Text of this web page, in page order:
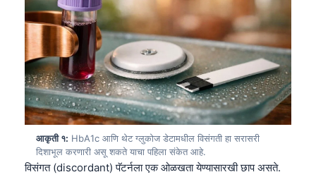
आकृती १: HbA1c आणि थेट ग्लुकोज डेटामधील विसंगती हा सरासरी
दिशाभूल करणारी असू शकते याचा पहिला संकेत आहे.
विसंगत (discordant) पॅटर्नला एक ओळखता येण्यासारखी छाप असते.